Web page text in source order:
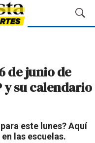
M
o
r
B
q
u
de junio de
y su calendario
este lunes? Aquí
las escuelas.